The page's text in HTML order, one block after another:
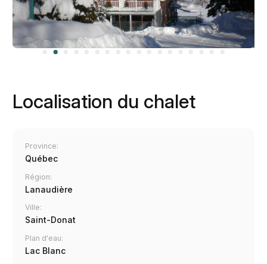
Localisation du chalet
Province:
Québec
Région:
Lanaudière
Ville:
Saint-Donat
Plan d'eau:
Lac Blanc